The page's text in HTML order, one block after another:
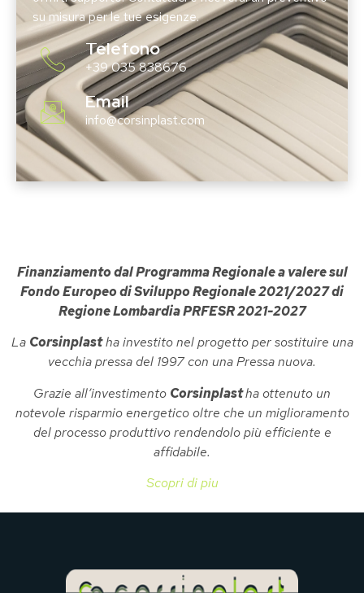
su misura per le tue esigenze.
Telefono
+39 035 838676
Email
info@corsinplast.com
Finanziamento dal Programma Regionale a valere sul
Fondo Europeo di Sviluppo Regionale 2021/2027 di
Regione Lombardia PRFESR 2021-2027
La Corsinplastha investito nel progetto per sostituire una
vecchia pressa del 1997 con una Pressa nuova.
Grazie all’investimento Corsinplastha ottenuto un
notevole risparmio energetico oltre che un miglioramento
del processo produttivo rendendolo più efficiente e
affidabile.
Scopri di piu